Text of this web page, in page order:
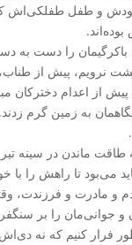
و طفل طفلکی‌اش
باکرگیمان را دست به
بهشت نرویم، پیش از
از اعدام دخترکان
به زمین گرم
طاقت ماندن در سینه
می‌بود تا راهش را با
و مادرت و فرزندت،
و جوانی‌مان را بر
فرار کنیم که نه دی‌اش